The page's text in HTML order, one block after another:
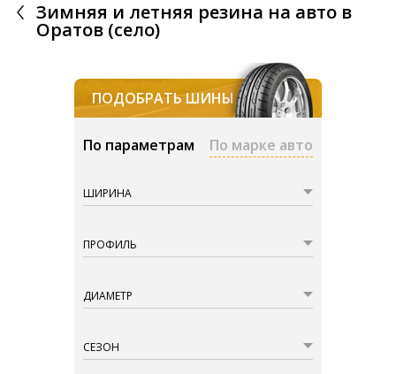
Зимняя и летняя резина на авто в
Оратов (село)
ПОДОБРАТЬ ШИНЫ
По параметрам По марке авто
ШИРИНА
ПРОФИЛЬ
ДИАМЕТР
СЕЗОН